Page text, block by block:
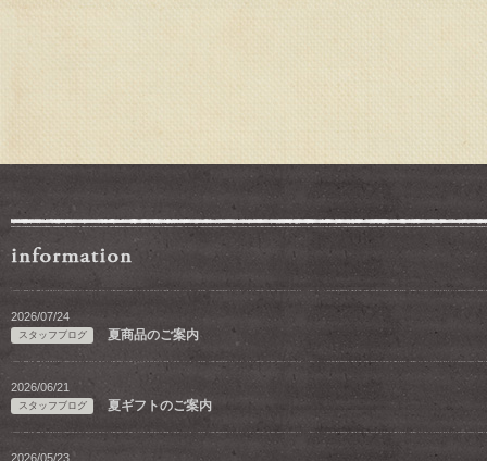
2026/07/24
スタッフブログ 夏商品のご案内
2026/06/21
スタッフブログ 夏ギフトのご案内
2026/05/23